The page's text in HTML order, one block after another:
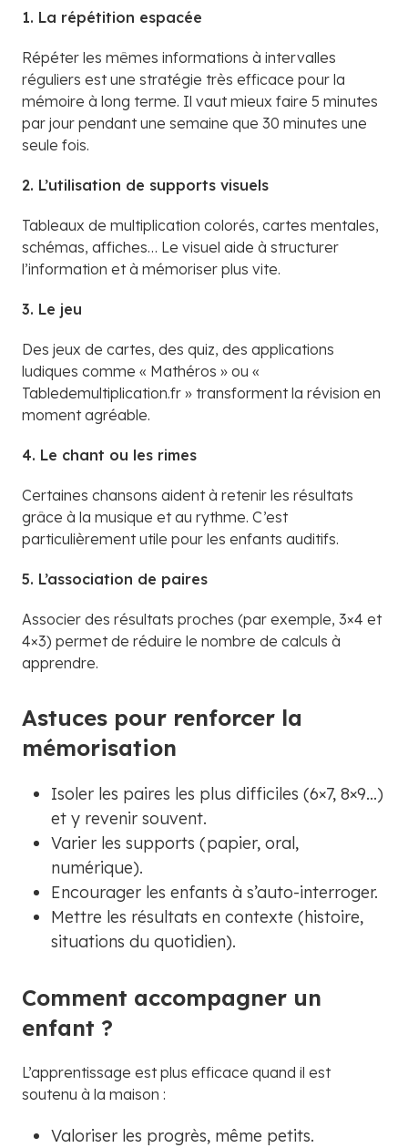
1. La répétition espacée
Répéter les mêmes informations à intervalles
réguliers est une stratégie très efficace pour la
mémoire à long terme. Il vaut mieux faire 5 minutes
par jour pendant une semaine que 30 minutes une
seule fois.
2. L’utilisation de supports visuels
Tableaux de multiplication colorés, cartes mentales,
schémas, affiches… Le visuel aide à structurer
l’information et à mémoriser plus vite.
3. Le jeu
Des jeux de cartes, des quiz, des applications
ludiques comme « Mathéros » ou «
Tabledemultiplication.fr » transforment la révision en
moment agréable.
4. Le chant ou les rimes
Certaines chansons aident à retenir les résultats
grâce à la musique et au rythme. C’est
particulièrement utile pour les enfants auditifs.
5. L’association de paires
Associer des résultats proches (par exemple, 3×4 et
4×3) permet de réduire le nombre de calculs à
apprendre.
Astuces pour renforcer la
mémorisation
Isoler les paires les plus difficiles (6×7, 8×9...)
et y revenir souvent.
Varier les supports (papier, oral,
numérique).
Encourager les enfants à s’auto-interroger.
Mettre les résultats en contexte (histoire,
situations du quotidien).
Comment accompagner un
enfant ?
L’apprentissage est plus efficace quand il est
soutenu à la maison :
Valoriser les progrès, même petits.